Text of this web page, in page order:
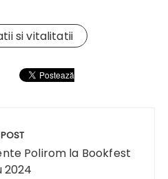
si vitalitatii
Polirom la Bookfest
2024